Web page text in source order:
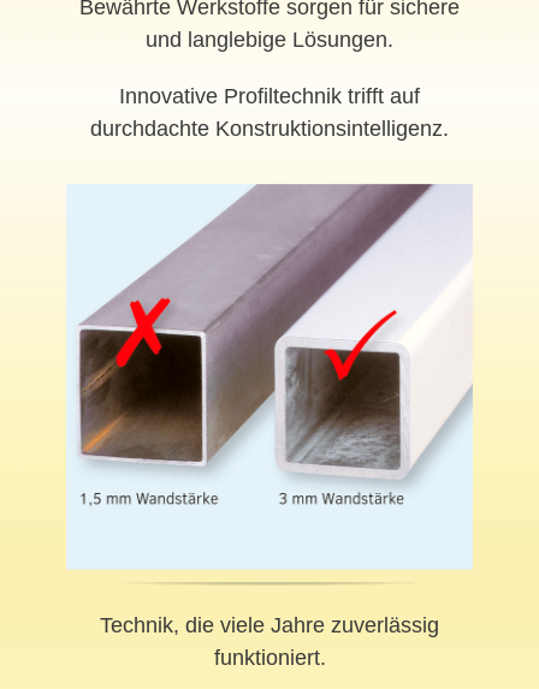
Bewährte Werkstoffe sorgen für sichere
und langlebige Lösungen.
Innovative Profiltechnik trifft auf
durchdachte Konstruktionsintelligenz.
Technik, die viele Jahre zuverlässig
funktioniert.